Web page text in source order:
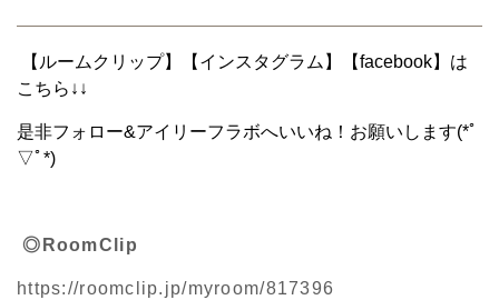
【ルームクリップ】【インスタグラム】【facebook】は
こちら↓↓
是非フォロー&アイリーフラボへいいね！お願いします(*ﾟ
▽ﾟ*)
◎RoomClip
https://roomclip.jp/myroom/817396